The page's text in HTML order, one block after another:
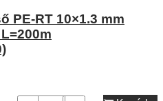
PE-RT 10×1.3 mm